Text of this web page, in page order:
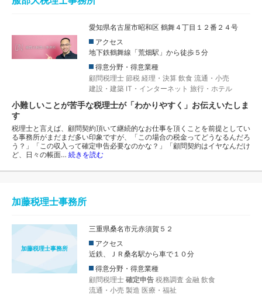
愛知県名古屋市昭和区 鶴舞４丁目１２番２４号
アクセス
地下鉄鶴舞線「荒畑駅」から徒歩５分
得意分野・得意業種
顧問税理士 節税 経理・決算 飲食 流通・小売
建設・建築 IT・インターネット 旅行・ホテル
小難しいことが苦手な税理士が「わかりやすく」お伝えいたしま
す
税理士と言えば、顧問契約頂いて継続的なお仕事を頂くことを前提としてい
る事務所がまだまだ多い印象ですが、「この場合の税金ってどうなるんだろ
う？」「この収入って確定申告必要なのかな？」「顧問契約はイヤなんだけ
ど、日々の帳面… 続きを読む
加藤税理士事務所
加藤税理士事務所
三重県桑名市元赤須賀５２
アクセス
近鉄、ＪＲ桑名駅から車で１０分
得意分野・得意業種
顧問税理士 確定申告 税務調査 金融 飲食
流通・小売 製造 医療・福祉